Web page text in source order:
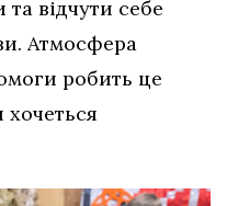
відчути себе
Атмосфера
робить це